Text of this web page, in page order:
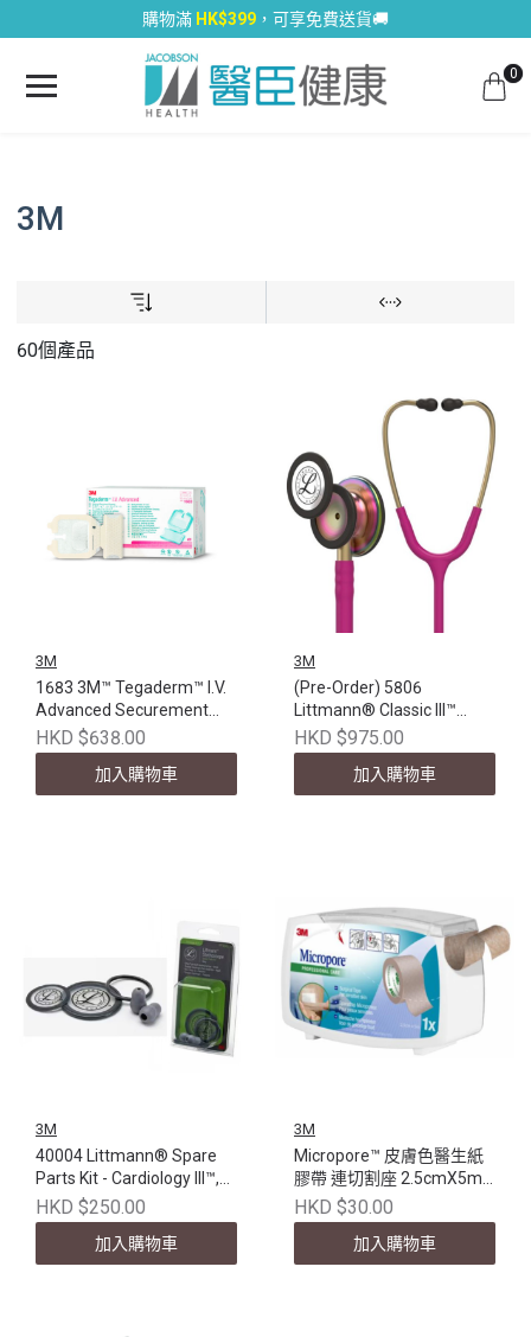
購物滿 HK$399 ，可享免費送貨🚚
0
3M
60個產品
3M
1683 3M™ Tegaderm™ I.V.
Advanced Securement
Dressing, 2-1/2 in x 2-
3/4in, 6.5 cm x 7 cm,
100EA/BX (不適用於所有
優惠/折扣/積分計劃)
HKD $638.00
加入購物車
3M
(Pre-Order) 5806
Littmann® Classic III™
Stethoscope, Rainbow-
Finish chest piece,
Raspberry Tube, 27 inch
HKD $975.00
加入購物車
3M
40004 Littmann® Spare
Parts Kit - Cardiology III™,
Gray
HKD $250.00
加入購物車
3M
Micropore™ 皮膚色醫生紙
膠帶 連切割座 2.5cmX5m,
1533P-1SD
HKD $30.00
加入購物車